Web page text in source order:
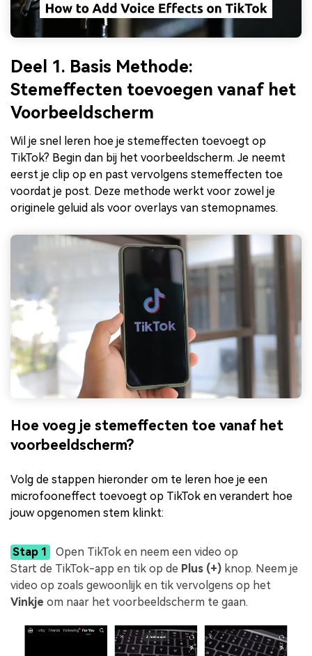
Deel 1. Basis Methode:
Stemeffecten toevoegen vanaf het
Voorbeeldscherm
Wil je snel leren hoe je stemeffecten toevoegt op
TikTok? Begin dan bij het voorbeeldscherm. Je neemt
eerst je clip op en past vervolgens stemeffecten toe
voordat je post. Deze methode werkt voor zowel je
originele geluid als voor overlays van stemopnames.
Hoe voeg je stemeffecten toe vanaf het
voorbeeldscherm?
Volg de stappen hieronder om te leren hoe je een
microfooneffect toevoegt op TikTok en verandert hoe
jouw opgenomen stem klinkt:
Stap 1
Open TikTok en neem een video op
Start de TikTok-app en tik op de Plus (+) knop. Neem je
video op zoals gewoonlijk en tik vervolgens op het
Vinkje om naar het voorbeeldscherm te gaan.